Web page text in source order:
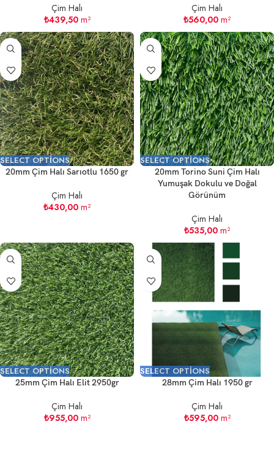
Çim Halı
₺439,50m²
Çim Halı
₺560,00 m²
SELECT OPTIONS
20mm Çim Halı Sarıotlu 1650 gr
Çim Halı
₺430,00 m²
SELECT OPTIONS
20mm Torino Suni Çim Halı
Yumuşak Dokulu ve Doğal
Görünüm
Çim Halı
₺535,00 m²
SELECT OPTIONS
25mm Çim Halı Elit 2950gr
Çim Halı
₺955,00m²
SELECT OPTIONS
28mm Çim Halı 1950 gr
Çim Halı
₺595,00m²